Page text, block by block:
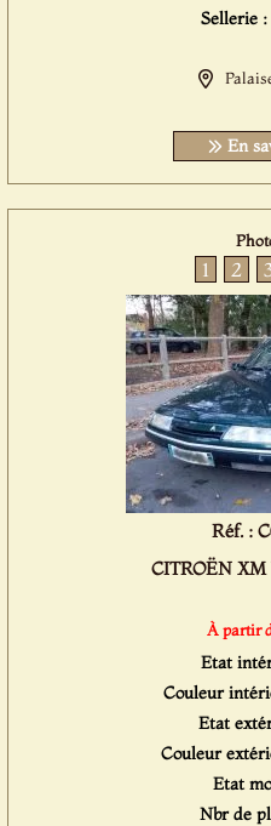
Sellerie :
En
1 2
Réf. :
CITROËN XM
À partir
Etat
Couleur
Etat
Couleur
Etat
Nbr de